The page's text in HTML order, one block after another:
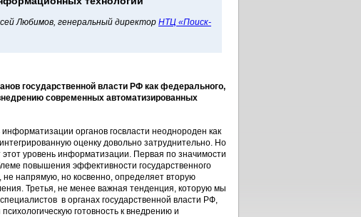
Любимов, генеральный директор НТЦ «Поиск-
государственной власти РФ как федерального,
современных автоматизированных
органов госвласти неоднороден как
оценку довольно затруднительно. Но
уровень информатизации. Первая по значимости
повышения эффективности государственного
напрямую, но косвенно, определяет вторую
Третья, не менее важная тенденция, которую мы
в органах государственной власти РФ,
готовность к внедрению и